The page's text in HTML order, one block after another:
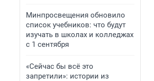
Минпросвещения обновило
список учебников: что будут
изучать в школах и колледжах
с 1 сентября
«Сейчас бы всё это
запретили»: истории из